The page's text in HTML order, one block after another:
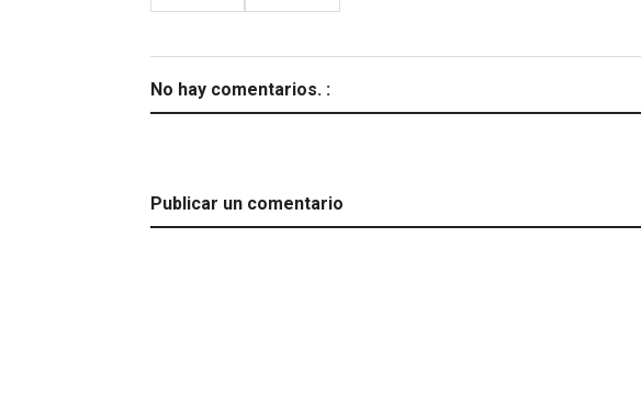
No hay comentarios. :
Publicar un comentario